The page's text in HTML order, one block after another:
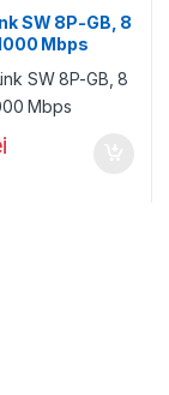
SW 8P-GB, 8
Mbps